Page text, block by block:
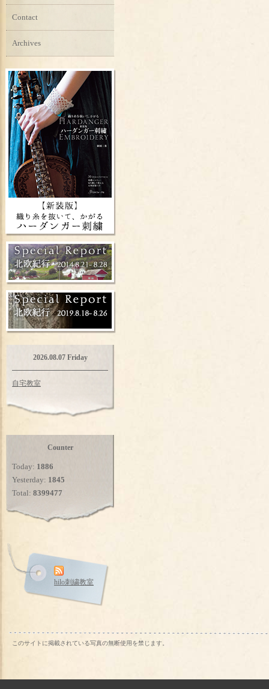
Contact
Archives
2026.08.07 Friday
自宅教室
Counter
Today: 1886
Yesterday: 1845
Total: 8399477
hilo刺繍教室
このサイトに掲載されている写真の無断使用を禁じます。